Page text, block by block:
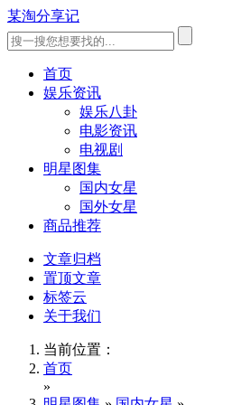
某淘分享记
首页
娱乐资讯
娱乐八卦
电影资讯
电视剧
明星图集
国内女星
国外女星
商品推荐
文章归档
置顶文章
标签云
关于我们
当前位置：
首页
»